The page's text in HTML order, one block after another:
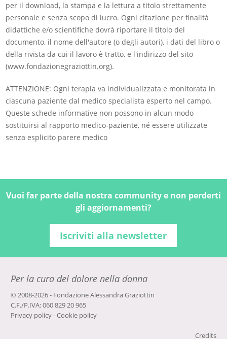
per il download, la stampa e la lettura a titolo strettamente
personale e senza scopo di lucro. Ogni citazione per finalità
didattiche e/o scientifiche dovrà riportare il titolo del
documento, il nome dell'autore (o degli autori), i dati del libro o
della rivista da cui il lavoro è tratto, e l'indirizzo del sito
(www.fondazionegraziottin.org).
ATTENZIONE: Ogni terapia va individualizzata e monitorata in
ciascuna paziente dal medico specialista esperto nel campo.
Queste schede informative non possono in alcun modo
sostituirsi al rapporto medico-paziente, né essere utilizzate
senza esplicito parere medico
Vuoi far parte della nostra community e non perderti
gli aggiornamenti?
Iscriviti alla newsletter
Per la cura del dolore nella donna
© 2008-2026 - Fondazione Alessandra Graziottin
C.F./P.IVA: 060 829 20 965
Privacy policy-Cookie policy
Credits